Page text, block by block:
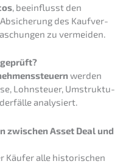
, beein­flusst den
des Kaufver­
zu vermeiden.
werden
Lohnsteu­er, Umstruk­tu­
analysiert.
zwischen Asset Deal und
Käufer alle histo­ri­schen